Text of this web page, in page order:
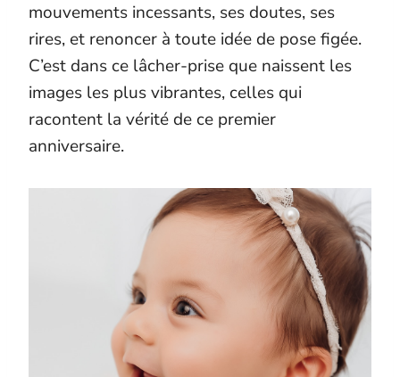
mouvements incessants, ses doutes, ses
rires, et renoncer à toute idée de pose figée.
C’est dans ce lâcher-prise que naissent les
images les plus vibrantes, celles qui
racontent la vérité de ce premier
anniversaire.